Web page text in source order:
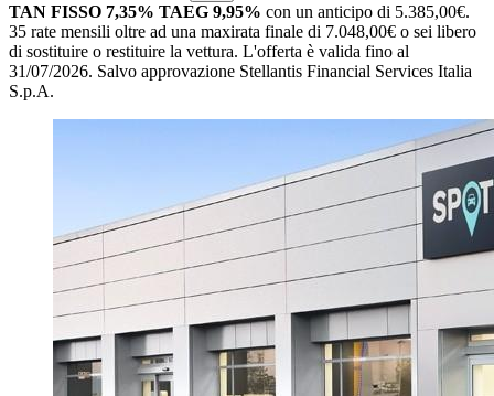
TAN FISSO 7,35% TAEG 9,95% con un anticipo di 5.385,00€.
35 rate mensili oltre ad una maxirata finale di 7.048,00€ o sei libero
di sostituire o restituire la vettura. L'offerta è valida fino al
31/07/2026. Salvo approvazione Stellantis Financial Services Italia
S.p.A.